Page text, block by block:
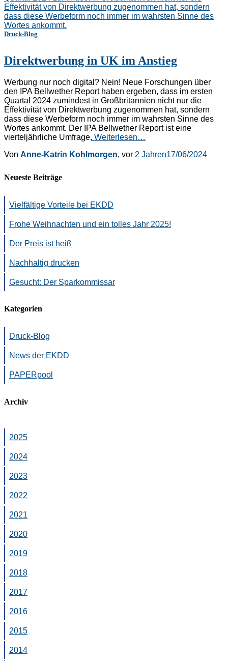
Druck-Blog
Direktwerbung in UK im Anstieg
Werbung nur noch digital? Nein! Neue Forschungen über
den IPA Bellwether Report haben ergeben, dass im ersten
Quartal 2024 zumindest in Großbritannien nicht nur die
Effektivität von Direktwerbung zugenommen hat, sondern
dass diese Werbeform noch immer im wahrsten Sinne des
Wortes ankommt. Der IPA Bellwether Report ist eine
vierteljährliche Umfrage, Weiterlesen…
Von Anne-Katrin Kohlmorgen, vor 2 Jahren17/06/2024
Neueste Beiträge
Vielfältige Vorteile bei EKDD
Frohe Weihnachten und ein tolles Jahr 2025!
Der Preis ist heiß
Nachhaltig drucken
Gesucht: Der Sparkommissar
Kategorien
Druck-Blog
News der EKDD
PAPERpool
Archiv
2025
2024
2023
2022
2021
2020
2019
2018
2017
2016
2015
2014